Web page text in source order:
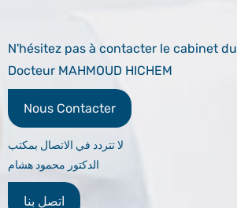
N'hésitez pas à contacter le cabinet du
Docteur MAHMOUD HICHEM
Nous Contacter
لا تتردد في الاتصال بمكتب
الدكتور محمود هشام
اتصل بنا